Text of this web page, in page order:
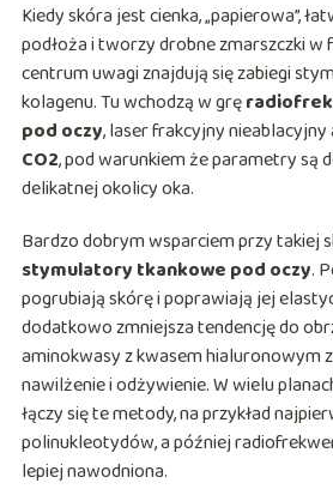
Kiedy skóra jest cienka, „papierowa”,
podłoża i tworzy drobne zmarszczki w
centrum uwagi znajdują się zabiegi
kolagenu. Tu wchodzą w grę
pod oczy, laser frakcyjny nieablacyjny
CO2, pod warunkiem że parametry są
delikatnej okolicy oka.
Bardzo dobrym wsparciem przy takiej
stymulatory tkankowe pod oczy.
pogrubiają skórę i poprawiają jej
dodatkowo zmniejsza tendencję do
aminokwasy z kwasem hialuronowym
nawilżenie i odżywienie. W wielu
łączy się te metody, na przykład
polinukleotydów, a później
lepiej nawodniona.